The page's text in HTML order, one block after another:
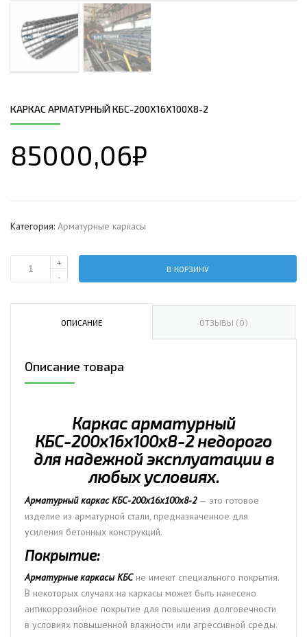
КАРКАС АРМАТУРНЫЙ КБС-200Х16Х100Х8-2
85000,06₽
Категория: Арматурные каркасы
Количество
арматурный
КБС-200х16х100х8-
+
-
В КОРЗИНУ
ОПИСАНИЕ ОТЗЫВЫ (0)
Описание товара
Каркас арматурный
КБС-200х16х100х8-2 недорого
для надежной эксплуатации в
любых условиях.
Арматурный каркас КБС-200х16х100х8-2— это готовое
изделие из арматурной стали, предназначенное для
усиления бетонных конструкций.
Покрытие:
Арматурные каркасы КБСне имеют специального покрытия.
В некоторых случаях на каркасы может быть нанесено
антикоррозийное покрытие для повышения долговечности
в условиях повышенной влажности или агрессивной среды.